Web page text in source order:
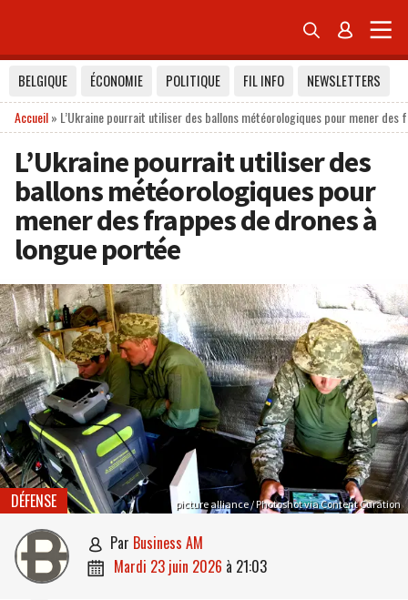
 
BELGIQUE ÉCONOMIE POLITIQUE FIL INFO
NEWSLETTERS
Accueil» L’Ukraine pourrait utiliser des ballons météorologiques pour mener des
L’Ukraine pourrait utiliser des
ballons météorologiques pour
mener des frappes de drones à
longue portée
picture alliance / Photoshot via Content Curation
DÉFENSE
 par Business AM
 mardi 23 juin 2026 à 21:03